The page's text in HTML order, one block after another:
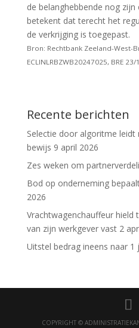
de belanghebbende nog
betekent dat terecht het
de verkrijging is toegepast.
Bron: Rechtbank Zeeland-
ECLINLRBZWB20247025, BRE
Recente berichten
Selectie door algoritme
bewijs 9 april 2026
Zes weken om
Bod op onderneming
2026
Vrachtwagenchauffeur hield
van zijn werkgever vast 2
Uitstel bedrag ineens naar 1
COPYRIGHT ©